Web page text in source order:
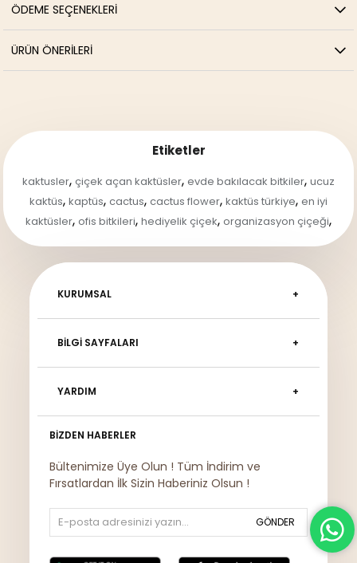
ÖDEME SEÇENEKLERI
ÜRÜN ÖNERILERI
Etiketler
kaktusler, çiçek açan kaktüsler, evde bakılacak bitkiler, ucuz
kaktüs, kaptüs, cactus, cactus flower, kaktüs türkiye, en iyi
kaktüsler, ofis bitkileri, hediyelik çiçek, organizasyon çiçeği,
KURUMSAL
BILGI SAYFALARI
YARDIM
BIZDEN HABERLER
Bültenimize Üye Olun ! Tüm İndirim ve
Fırsatlardan İlk Sizin Haberiniz Olsun !
GÖNDER